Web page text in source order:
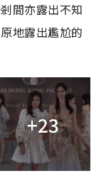
間亦露出不知
地露出尷尬的
+23